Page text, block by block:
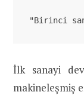
"Birinci
İlk sanayi
makineleşmiş